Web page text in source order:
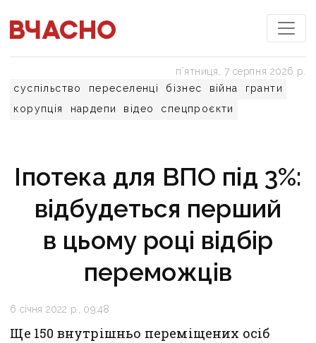
суспільство переселенці бізнес війна
гранти
корупція
нардепи відео спецпроєкти
пʼятниця, 7 серпня 2026 р.
Іпотека для ВПО під 3%:
відбудеться перший
в цьому році відбір
переможців
6 січня 2022 р., 09:48
Ще 150 внутрішньо переміщених осіб